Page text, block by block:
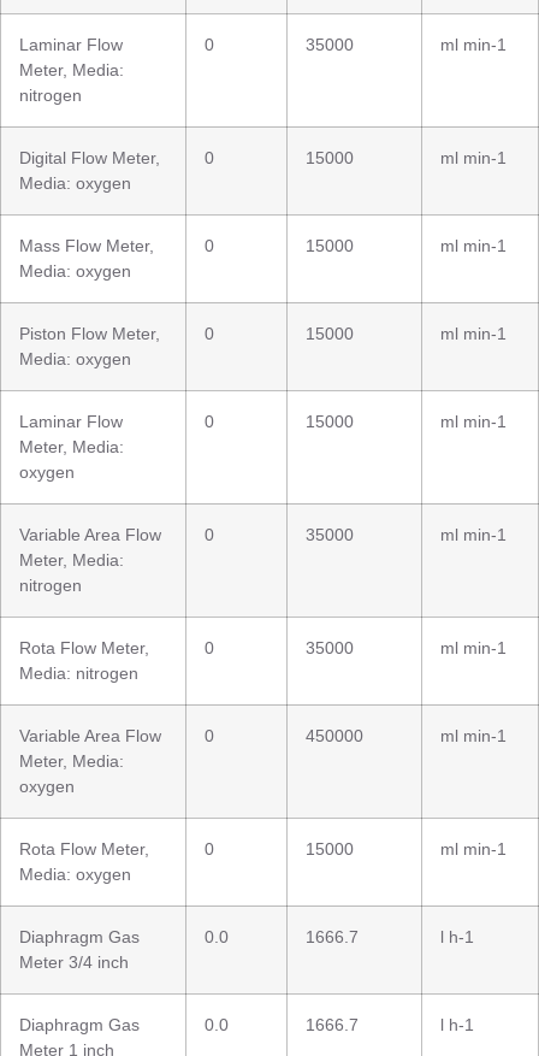
Laminar Flow
Meter, Media:
nitrogen
0 35000 ml min-1
Digital Flow Meter,
Media: oxygen
0 15000 ml min-1
Mass Flow Meter,
Media: oxygen
0 15000 ml min-1
Piston Flow Meter,
Media: oxygen
0 15000 ml min-1
Laminar Flow
Meter, Media:
oxygen
0 15000 ml min-1
Variable Area Flow
Meter, Media:
nitrogen
0 35000 ml min-1
Rota Flow Meter,
Media: nitrogen
0 35000 ml min-1
Variable Area Flow
Meter, Media:
oxygen
0 450000 ml min-1
Rota Flow Meter,
Media: oxygen
0 15000 ml min-1
Diaphragm Gas
Meter 3/4 inch
0.0 1666.7 l h-1
Diaphragm Gas
Meter 1 inch
0.0 1666.7 l h-1